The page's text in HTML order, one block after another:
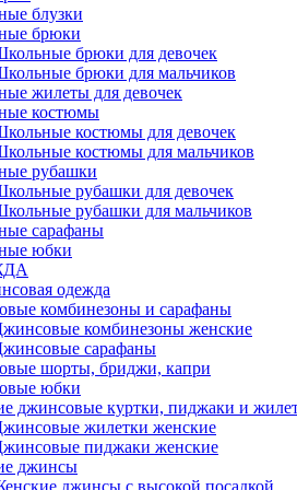
блузки
брюки
брюки для девочек
брюки для мальчиков
жилеты для девочек
костюмы
костюмы для девочек
костюмы для мальчиков
рубашки
рубашки для девочек
рубашки для мальчиков
сарафаны
юбки
одежда
комбинезоны и сарафаны
комбинезоны женские
сарафаны
шорты, бриджи, капри
юбки
джинсовые куртки, пиджаки и
жилетки женские
пиджаки женские
джинсы
джинсы с высокой посадкой